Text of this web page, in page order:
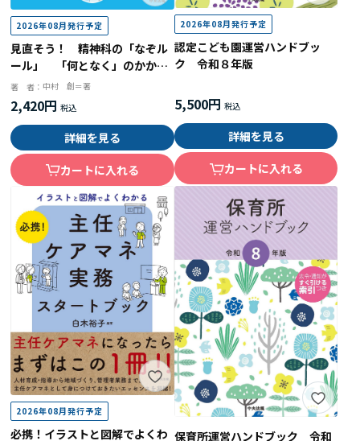
2026年08月発行予定
見直そう！ 精神科の「なぞル
ール」 「何となく」のかかわ
りを「根拠ある」ケアに変え
る！
著 者： 中村 創＝著
2,420円
詳細を見る
カートに入れる
2026年08月発行予定
認定こども園運営ハンドブッ
ク 令和８年版
5,500円
詳細を見る
カートに入れる
2026年08月発行予定
必携！イラストと図解でよくわ 保育所運営ハンドブック 令和